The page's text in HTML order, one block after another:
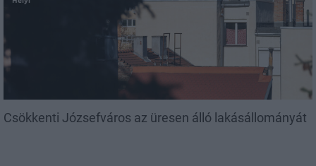
Csökkenti Józsefváros az üresen álló lakásállományát